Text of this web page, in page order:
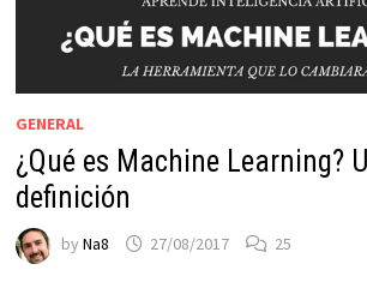
GENERAL
¿Qué es Machine Learning?
definición
by Na8 27/08/2017 25